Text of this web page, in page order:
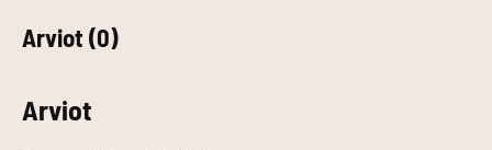
Arviot (0)
Arviot